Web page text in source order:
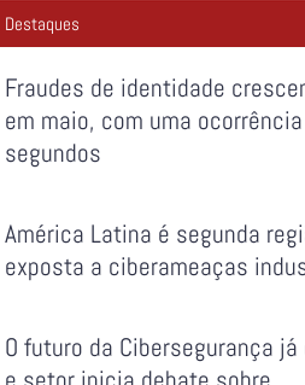
Destaques
Fraudes de identidade
em maio, com uma
segundos
América Latina é segunda
exposta a ciberameaças
O futuro da Cibersegurança